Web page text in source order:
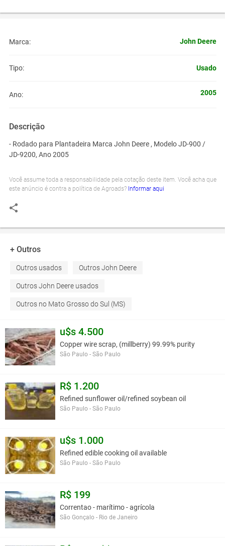
Marca: John Deere
Tipo: Usado
Ano: 2005
Descrição
- Rodado para Plantadeira Marca John Deere , Modelo JD-900 /
JD-9200, Ano 2005
Você assume toda a responsabilidade pela cotação deste item. Você acha que
este anúncio é contra a política de Agroads? Informar aqui
+ Outros
Outros usados Outros John Deere
Outros John Deere usados
Outros no Mato Grosso do Sul (MS)
u$s 4.500
Copper wire scrap, (millberry) 99.99% purity
São Paulo - São Paulo
R$ 1.200
Refined sunflower oil/refined soybean oil
São Paulo - São Paulo
u$s 1.000
Refined edible cooking oil available
São Paulo - São Paulo
R$ 199
Correntao - marítimo - agrícola
São Gonçalo - Rio de Janeiro